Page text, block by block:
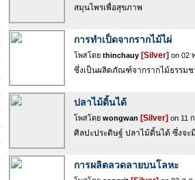
สมุนไพรเพื่อสุขภาพ
การทำเป็ดจากรากไม้ไผ่
โพสโดย thinchauy [Silver] on 02
ซึ่งเป็นผลิตภัณฑ์จากรากไม้ธรรมช
ปลาไม้ดิ้นได้
โพสโดย wongwan [Silver] on 11
ศิลปะประดิษฐ์ ปลาไม้ดิ้นได้ ซึ่งจ
การผลิตลวดลายบนโลหะ